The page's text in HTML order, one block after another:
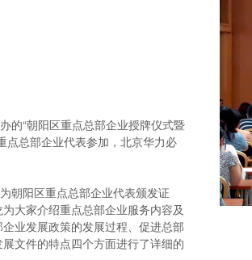
“朝阳区重点总部企业授牌仪式暨
点总部企业代表参加，北京华力必
阳区重点总部企业代表颁发证
大家介绍重点总部企业服务内容及
业发展政策的发展过程、促进总部
文件的特点四个方面进行了详细的